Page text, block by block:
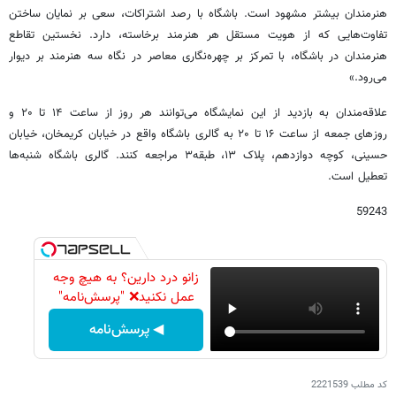
هنرمندان بیشتر مشهود است. باشگاه با رصد اشتراکات، سعی بر نمایان ساختن
تفاوت‌هایی که از هویت مستقل هر هنرمند برخاسته، دارد. نخستین تقاطع
هنرمندان در باشگاه، با تمرکز بر چهره‌نگاری معاصر در نگاه سه هنرمند بر دیوار
می‌رود.»
علاقه‌مندان به بازدید از این نمایشگاه می‌توانند هر روز از ساعت ۱۴ تا ۲۰ و
روزهای جمعه از ساعت ۱۶ تا ۲۰ به گالری باشگاه واقع در خیابان کریمخان، خیابان
حسینی، کوچه دوازدهم، پلاک ۱۳، طبقه۳ مراجعه کنند. گالری باشگاه شنبه‌ها
تعطیل است.
59243
زانو درد دارین؟ به هیچ وجه
عمل نکنید❌ "پرسش‌نامه"
◀ پرسش‌نامه
کد مطلب2221539